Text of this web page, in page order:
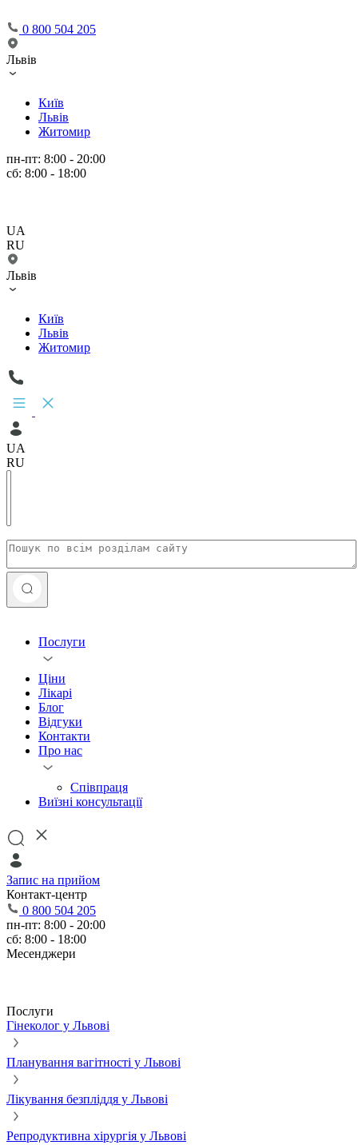
0 800 504 205
Львів
Київ
Львів
Житомир
пн-пт: 8:00 - 20:00
сб: 8:00 - 18:00
UA
RU
Львів
Київ
Львів
Житомир
UA
RU
Послуги
Ціни
Лікарі
Блог
Відгуки
Контакти
Про нас
Співпраця
Виїзні консультації
Запис на прийом
Контакт-центр
0 800 504 205
пн-пт: 8:00 - 20:00
сб: 8:00 - 18:00
Месенджери
Послуги
Гінеколог у Львові
Планування вагітності у Львові
Лікування безпліддя у Львові
Репродуктивна хірургія у Львові